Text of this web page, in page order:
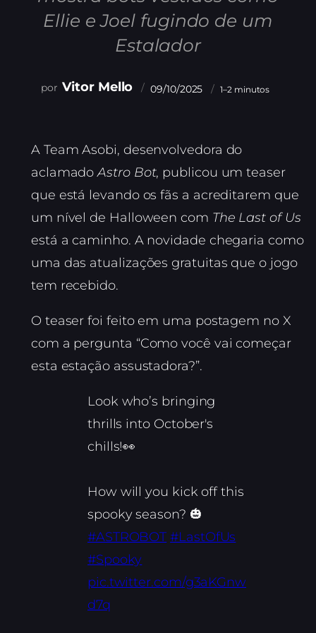
Ellie e Joel fugindo de um
Estalador
Vitor Mello 09/10/2025 1–2 minutos
A Team Asobi, desenvolvedora do
aclamadoAstro Bot, publicou um teaser
que está levando os fãs a acreditarem que
um nível de Halloween com The Last of Us
está a caminho. A novidade chegaria como
uma das atualizações gratuitas que o jogo
tem recebido.
O teaser foi feito em uma postagem no X
com a pergunta “Como você vai começar
esta estação assustadora?”.
Look who’s bringing
thrills into October's
chills!👀
How will you kick off this
spooky season? 🎃
#ASTROBOT #LastOfUs
#Spooky
pic.twitter.com/g3aKGnw
d7q